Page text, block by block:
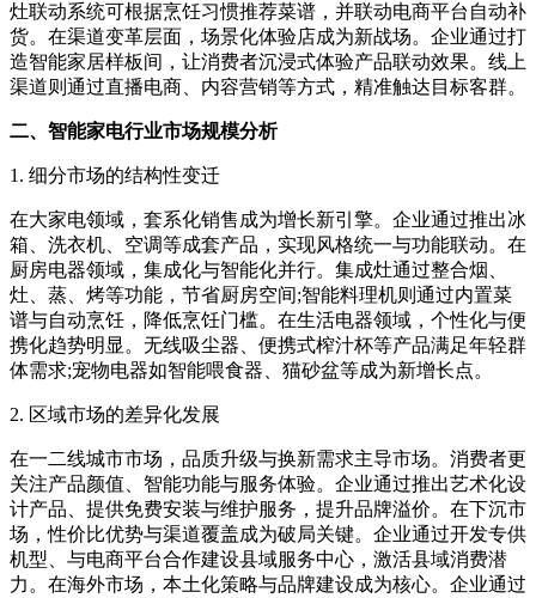
灶联动系统可根据烹饪习惯推荐菜谱，并联动电商平台自动补
货。在渠道变革层面，场景化体验店成为新战场。企业通过打
造智能家居样板间，让消费者沉浸式体验产品联动效果。线上
渠道则通过直播电商、内容营销等方式，精准触达目标客群。
二、智能家电行业市场规模分析
1. 细分市场的结构性变迁
在大家电领域，套系化销售成为增长新引擎。企业通过推出冰
箱、洗衣机、空调等成套产品，实现风格统一与功能联动。在
厨房电器领域，集成化与智能化并行。集成灶通过整合烟、
灶、蒸、烤等功能，节省厨房空间;智能料理机则通过内置菜
谱与自动烹饪，降低烹饪门槛。在生活电器领域，个性化与便
携化趋势明显。无线吸尘器、便携式榨汁杯等产品满足年轻群
体需求;宠物电器如智能喂食器、猫砂盆等成为新增长点。
2. 区域市场的差异化发展
在一二线城市市场，品质升级与换新需求主导市场。消费者更
关注产品颜值、智能功能与服务体验。企业通过推出艺术化设
计产品、提供免费安装与维护服务，提升品牌溢价。在下沉市
场，性价比优势与渠道覆盖成为破局关键。企业通过开发专供
机型、与电商平台合作建设县域服务中心，激活县域消费潜
力。在海外市场，本土化策略与品牌建设成为核心。企业通过